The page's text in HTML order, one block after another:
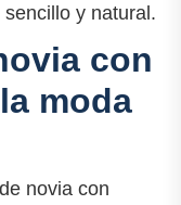
y natural.
con
moda
novia con